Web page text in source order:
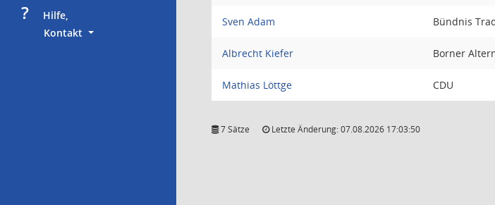
?
     Hilfe,
Kontakt
Sven Adam Bündnis
Albrecht Kiefer Borner
Mathias Löttge CDU
7 Sätze Letzte Änderung: 07.08.2026 17:03:50